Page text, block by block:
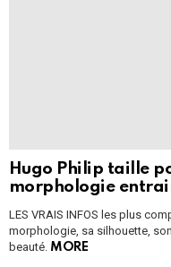
Hugo Philip taille
morphologie
LES VRAIS INFOS les plus
morphologie, sa silhouette,
beauté. MORE